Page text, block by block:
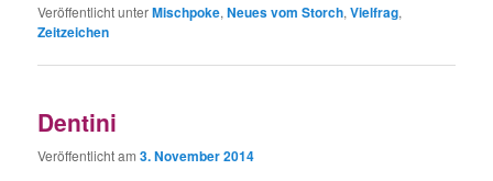
Veröffentlicht unterMischpoke,Neues vom Storch,Vielfrag,
Zeitzeichen
Dentini
Veröffentlicht am3. November 2014